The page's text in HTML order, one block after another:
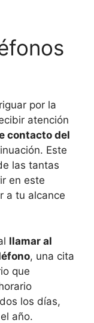
por la
atención
contacto del
Este
las tantas
en este
a tu alcance
llamar al
, una cita
que
los días,
año.